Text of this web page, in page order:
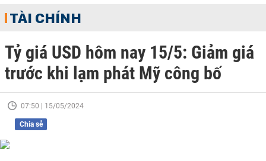
TÀI CHÍNH
Tỷ giá USD hôm nay 15/5: Giảm giá
trước khi lạm phát Mỹ công bố
07:50 | 15/05/2024
Chia sẻ